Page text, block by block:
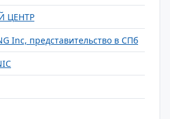
ЦЕНТР
Inc, представительство в СПб